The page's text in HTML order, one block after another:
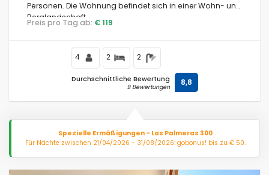
Personen. Die Wohnung befindet sich in einer Wohn- und
Berglandschaft.
Preis pro Tag ab: € 119
4 2 2
Durchschnittliche Bewertung
9 Bewertungen 8,8
Spezielle Ermäßigungen - Las Palmeras 300
Für Nächte zwischen 21/04/2026 - 31/08/2026: gobonus! bis zu € 50.